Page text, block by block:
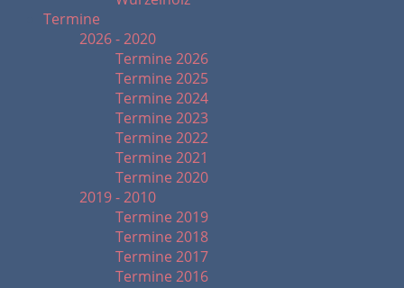
Termine
2026 - 2020
Termine 2026
Termine 2025
Termine 2024
Termine 2023
Termine 2022
Termine 2021
Termine 2020
2019 - 2010
Termine 2019
Termine 2018
Termine 2017
Termine 2016